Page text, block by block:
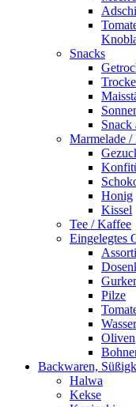
Snacks
Snack
Marmelade
Honig
Kissel
Tee / Kaffee
Eingelegtes
Pilze
Oliven
Backwaren,
Halwa
Kekse